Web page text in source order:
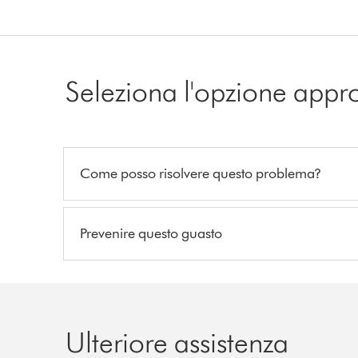
Seleziona l'opzione
Come posso risolvere questo problema?
Prevenire questo guasto
Ulteriore assistenza